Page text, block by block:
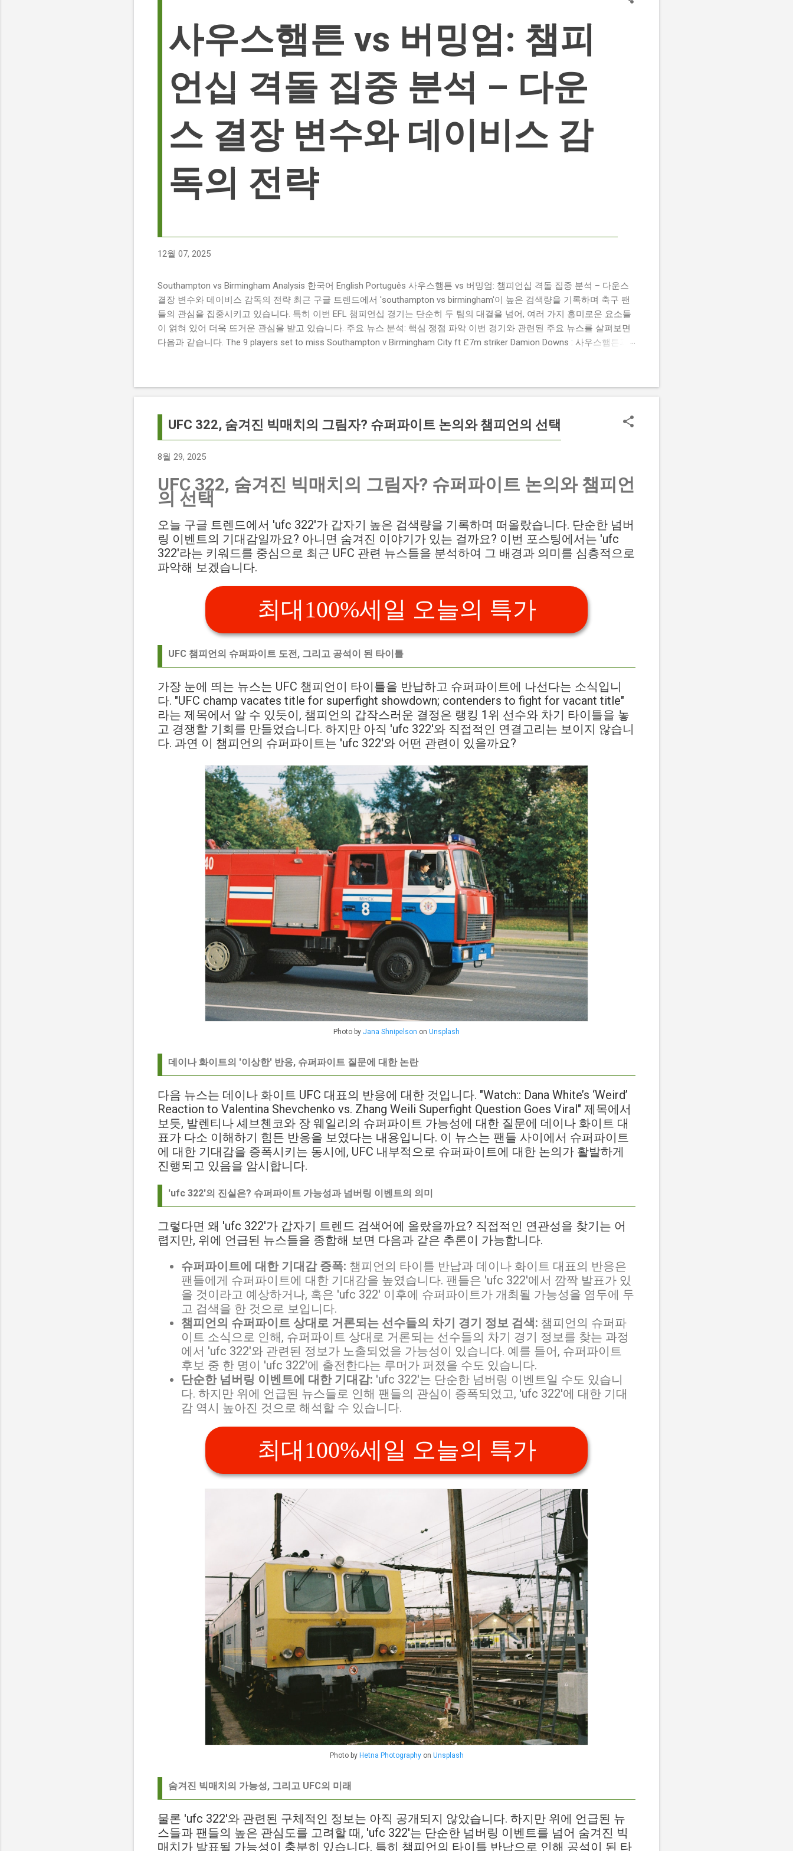
사우스햄튼 vs 버밍엄: 챔피
언십 격돌 집중 분석 – 다운
스 결장 변수와 데이비스 감
독의 전략
12월 07, 2025
Southampton vs Birmingham Analysis 한국어 English Português 사우스햄튼 vs 버밍엄: 챔피언십 격돌 집중 분석 – 다운스
결장 변수와 데이비스 감독의 전략 최근 구글 트렌드에서 'southampton vs birmingham'이 높은 검색량을 기록하며 축구 팬
들의 관심을 집중시키고 있습니다. 특히 이번 EFL 챔피언십 경기는 단순히 두 팀의 대결을 넘어, 여러 가지 흥미로운 요소들
이 얽혀 있어 더욱 뜨거운 관심을 받고 있습니다. 주요 뉴스 분석: 핵심 쟁점 파악 이번 경기와 관련된 주요 뉴스를 살펴보면
다음과 같습니다. The 9 players set to miss Southampton v Birmingham City ft £7m striker Damion Downs : 사우스햄튼과
경기 당일 실시간 스코어 업데이트를 제공하는 뉴스로, 팬들의 높은 관심도를 반영합니다. Chris Davies: Birmingham City
boss says his side have to try to "be themselves" away from home : 버밍엄 시티의 크리스 데이비스 감독은 원정 경기에서
팀 고유의 색깔을 유지하는 것이 중요하다고 강조했습니다. ...
UFC 322, 숨겨진 빅매치의 그림자? 슈퍼파이트 논의와 챔피언의 선택
8월 29, 2025
UFC 322, 숨겨진 빅매치의 그림자? 슈퍼파이트 논의와 챔피언
의 선택
오늘 구글 트렌드에서 'ufc 322'가 갑자기 높은 검색량을 기록하며 떠올랐습니다. 단순한 넘버
링 이벤트의 기대감일까요? 아니면 숨겨진 이야기가 있는 걸까요? 이번 포스팅에서는 'ufc
322'라는 키워드를 중심으로 최근 UFC 관련 뉴스들을 분석하여 그 배경과 의미를 심층적으로
파악해 보겠습니다.
최대100%세일 오늘의 특가
UFC 챔피언의 슈퍼파이트 도전, 그리고 공석이 된 타이틀
가장 눈에 띄는 뉴스는 UFC 챔피언이 타이틀을 반납하고 슈퍼파이트에 나선다는 소식입니
다. "UFC champ vacates title for superfight showdown; contenders to fight for vacant title"
라는 제목에서 알 수 있듯이, 챔피언의 갑작스러운 결정은 랭킹 1위 선수와 차기 타이틀을 놓
고 경쟁할 기회를 만들었습니다. 하지만 아직 'ufc 322'와 직접적인 연결고리는 보이지 않습니
다. 과연 이 챔피언의 슈퍼파이트는 'ufc 322'와 어떤 관련이 있을까요?
Photo by Jana Shnipelson on Unsplash
데이나 화이트의 '이상한' 반응, 슈퍼파이트 질문에 대한 논란
다음 뉴스는 데이나 화이트 UFC 대표의 반응에 대한 것입니다. "Watch:: Dana White’s ‘Weird’
Reaction to Valentina Shevchenko vs. Zhang Weili Superfight Question Goes Viral" 제목에서
보듯, 발렌티나 셰브첸코와 장 웨일리의 슈퍼파이트 가능성에 대한 질문에 데이나 화이트 대
표가 다소 이해하기 힘든 반응을 보였다는 내용입니다. 이 뉴스는 팬들 사이에서 슈퍼파이트
에 대한 기대감을 증폭시키는 동시에, UFC 내부적으로 슈퍼파이트에 대한 논의가 활발하게
진행되고 있음을 암시합니다.
'ufc 322'의 진실은? 슈퍼파이트 가능성과 넘버링 이벤트의 의미
그렇다면 왜 'ufc 322'가 갑자기 트렌드 검색어에 올랐을까요? 직접적인 연관성을 찾기는 어
렵지만, 위에 언급된 뉴스들을 종합해 보면 다음과 같은 추론이 가능합니다.
슈퍼파이트에 대한 기대감 증폭: 챔피언의 타이틀 반납과 데이나 화이트 대표의 반응은
팬들에게 슈퍼파이트에 대한 기대감을 높였습니다. 팬들은 'ufc 322'에서 깜짝 발표가 있
을 것이라고 예상하거나, 혹은 'ufc 322' 이후에 슈퍼파이트가 개최될 가능성을 염두에 두
고 검색을 한 것으로 보입니다.
챔피언의 슈퍼파이트 상대로 거론되는 선수들의 차기 경기 정보 검색: 챔피언의 슈퍼파
이트 소식으로 인해, 슈퍼파이트 상대로 거론되는 선수들의 차기 경기 정보를 찾는 과정
에서 'ufc 322'와 관련된 정보가 노출되었을 가능성이 있습니다. 예를 들어, 슈퍼파이트
후보 중 한 명이 'ufc 322'에 출전한다는 루머가 퍼졌을 수도 있습니다.
단순한 넘버링 이벤트에 대한 기대감: 'ufc 322'는 단순한 넘버링 이벤트일 수도 있습니
다. 하지만 위에 언급된 뉴스들로 인해 팬들의 관심이 증폭되었고, 'ufc 322'에 대한 기대
감 역시 높아진 것으로 해석할 수 있습니다.
최대100%세일 오늘의 특가
Photo by Hetna Photographyon Unsplash
숨겨진 빅매치의 가능성, 그리고 UFC의 미래
물론 'ufc 322'와 관련된 구체적인 정보는 아직 공개되지 않았습니다. 하지만 위에 언급된 뉴
스들과 팬들의 높은 관심도를 고려할 때, 'ufc 322'는 단순한 넘버링 이벤트를 넘어 숨겨진 빅
매치가 발표될 가능성이 충분히 있습니다. 특히 챔피언의 타이틀 반납으로 인해 공석이 된 타